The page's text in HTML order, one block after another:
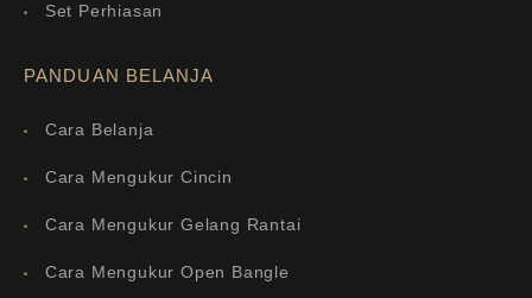
Set Perhiasan
PANDUAN BELANJA
Cara Belanja
Cara Mengukur Cincin
Cara Mengukur Gelang Rantai
Cara Mengukur Open Bangle